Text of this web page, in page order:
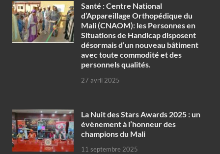
Santé : Centre National
d’Appareillage Orthopédique du
Mali (CNAOM): les Personnes en
Situations de Handicap disposent
désormais d’un nouveau bâtiment
avec toute commodité et des
personnels qualités.
27 avril 2025
‎La Nuit des Stars Awards 2025 : un
évènement à l’honneur des
champions du Mali
11 septembre 2025